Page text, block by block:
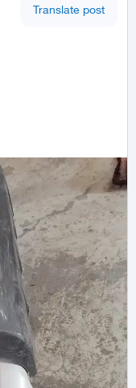
Translate post